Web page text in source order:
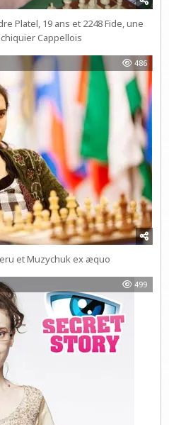
Platel, 19 ans et 2248 Fide, une
Cappellois
486
et Muzychuk ex æquo
499